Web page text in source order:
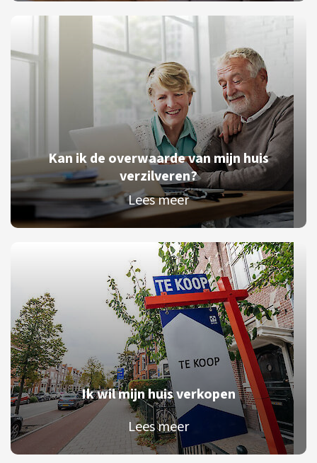
Kan ik de overwaarde van mijn huis
verzilveren?
Lees meer
Ik wil mijn huis verkopen
Lees meer